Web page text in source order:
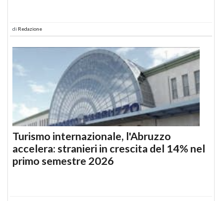
di Redazione
Turismo internazionale, l'Abruzzo
accelera: stranieri in crescita del 14% nel
primo semestre 2026